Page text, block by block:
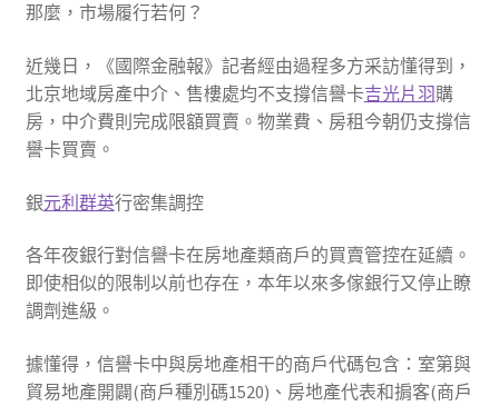
那麼，市場履行若何？
近幾日，《國際金融報》記者經由過程多方采訪懂得到，
北京地域房產中介、售樓處均不支撐信譽卡吉光片羽購
房，中介費則完成限額買賣。物業費、房租今朝仍支撐信
譽卡買賣。
銀元利群英行密集調控
各年夜銀行對信譽卡在房地產類商戶的買賣管控在延續。
即使相似的限制以前也存在，本年以來多傢銀行又停止瞭
調劑進級。
據懂得，信譽卡中與房地產相干的商戶代碼包含：室第與
貿易地產開闢(商戶種別碼1520)、房地產代表和掮客(商戶